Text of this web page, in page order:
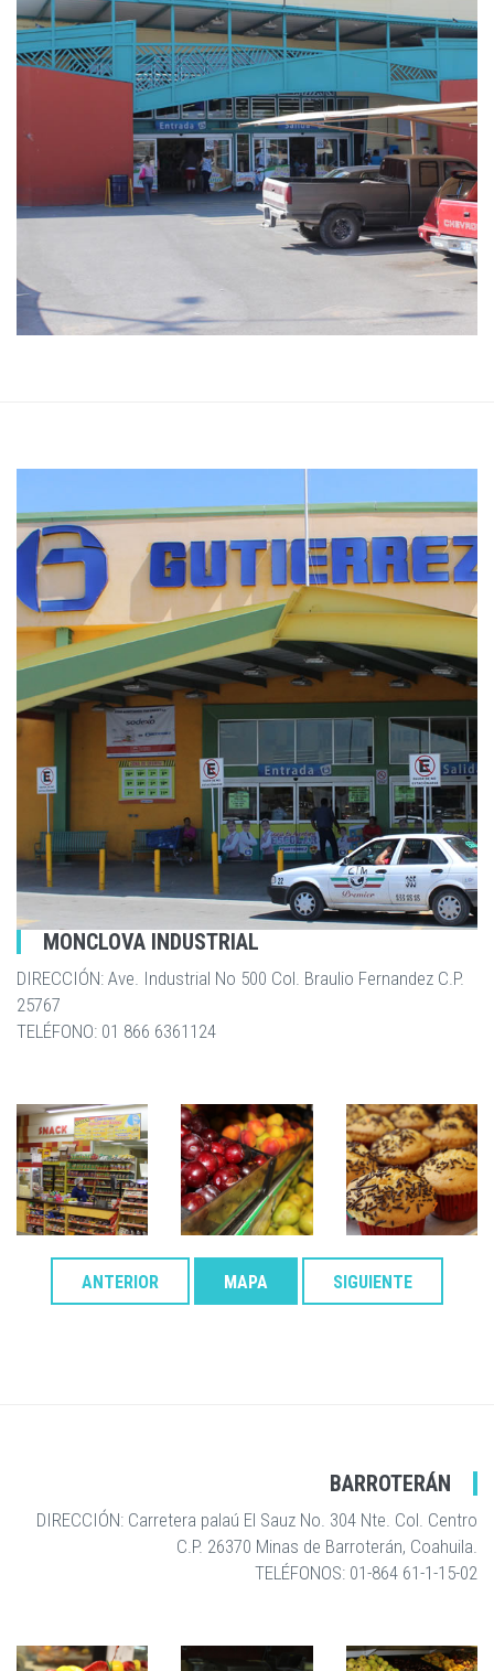
MONCLOVA INDUSTRIAL
DIRECCIÓN: Ave. Industrial No 500 Col. Braulio Fernandez C.P.
25767
TELÉFONO: 01 866 6361124
ANTERIOR MAPA SIGUIENTE
BARROTERÁN
DIRECCIÓN: Carretera palaú El Sauz No. 304 Nte. Col. Centro
C.P. 26370 Minas de Barroterán, Coahuila.
TELÉFONOS: 01-864 61-1-15-02